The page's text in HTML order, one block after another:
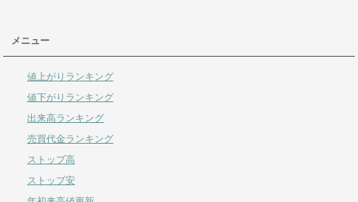
メニュー
値上がりランキング
値下がりランキング
出来高ランキング
売買代金ランキング
ストップ高
ストップ安